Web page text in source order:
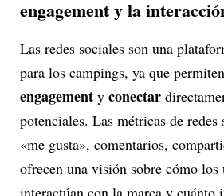
engagement y la
Las redes sociales son una
para los campings, ya que
engagement y conectar
potenciales. Las métricas de
«me gusta», comentarios,
ofrecen una visión sobre cómo los